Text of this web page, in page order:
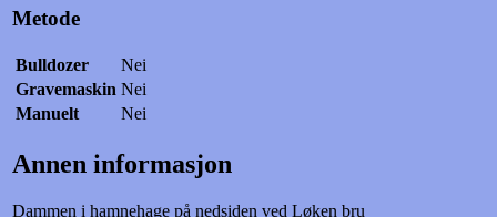
Metode
Bulldozer
Nei
Gravemaskin Nei
Manuelt
Nei
Annen informasjon
Dammen i hamnehage på nedsiden ved Løken bru